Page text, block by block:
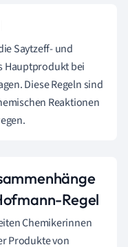
Saytzeff- und
Hauptprodukt bei
Diese Regeln sind
Reaktionen
Regel
Chemikerinnen
Produkte von